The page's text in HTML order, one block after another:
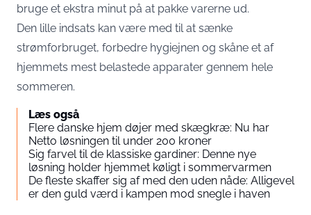
bruge et ekstra minut på at pakke varerne ud.
Den lille indsats kan være med til at sænke
strømforbruget, forbedre hygiejnen og skåne et af
hjemmets mest belastede apparater gennem hele
sommeren.
Læs også
Flere danske hjem døjer med skægkræ: Nu har
Netto løsningen til under 200 kroner
Sig farvel til de klassiske gardiner: Denne nye
løsning holder hjemmet køligt i sommervarmen
De fleste skaffer sig af med den uden nåde: Alligevel
er den guld værd i kampen mod snegle i haven